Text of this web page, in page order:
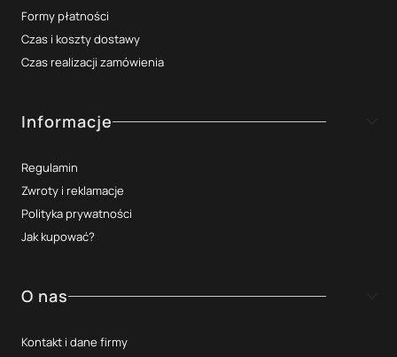
Formy płatności
Czas i koszty dostawy
Czas realizacji zamówienia
Informacje
Regulamin
Zwroty i reklamacje
Polityka prywatności
Jak kupować?
O nas
Kontakt i dane firmy